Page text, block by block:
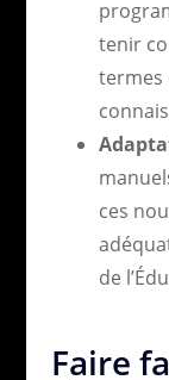
tenir
termes
ces
de
Faire